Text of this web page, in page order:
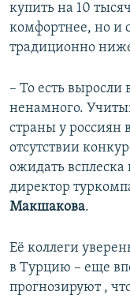
купить на 10
комфортнее, но и
традиционно
– То есть выросли
ненамного.
страны у россиян
отсутствии
ожидать всплеска
директор
Макшакова.
Её коллеги
в Турцию – еще
прогнозируют ,